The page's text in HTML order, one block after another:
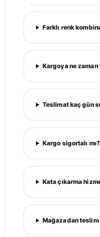
Farklı renk
Kargoya ne
Teslimat kaç gün
Kargo sigortalı mı?
Kata çıkarma
Mağazadan